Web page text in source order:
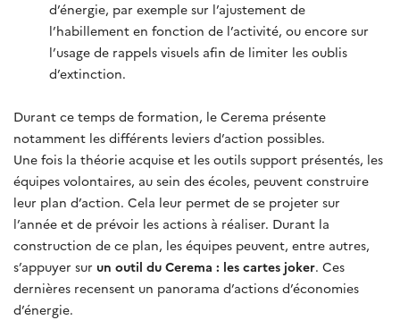
d’énergie, par exemple sur l’ajustement de
l’habillement en fonction de l’activité, ou encore sur
l’usage de rappels visuels afin de limiter les oublis
d’extinction.
Durant ce temps de formation, le Cerema présente
notamment les différents leviers d’action possibles.
Une fois la théorie acquise et les outils support présentés, les
équipes volontaires, au sein des écoles, peuvent construire
leur plan d’action. Cela leur permet de se projeter sur
l’année et de prévoir les actions à réaliser. Durant la
construction de ce plan, les équipes peuvent, entre autres,
s’appuyer sur un outil du Cerema : les cartes joker. Ces
dernières recensent un panorama d’actions d’économies
d’énergie.